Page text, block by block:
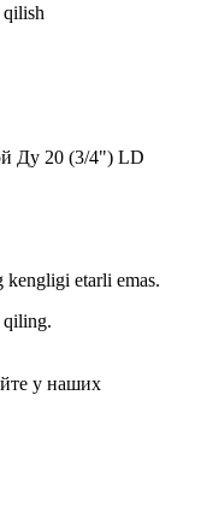
Ду 20 (3/4") LD
kengligi etarli emas.
qiling.
у наших